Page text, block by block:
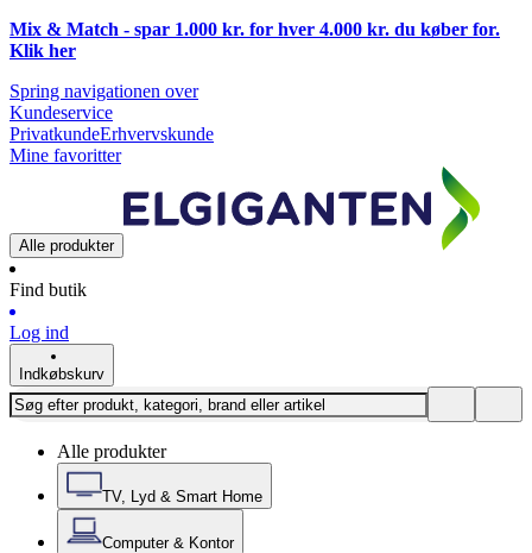
Mix & Match - spar 1.000 kr. for hver 4.000 kr. du køber for.
Klik her
Spring navigationen over
Kundeservice
PrivatkundeErhvervskunde
Mine favoritter
Alle produkter
Find butik
Log ind
Indkøbskurv
Alle produkter
TV, Lyd & Smart Home
Computer & Kontor